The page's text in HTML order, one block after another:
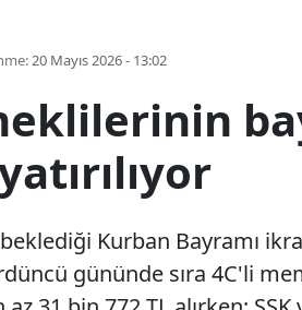
20 Mayıs 2026 - 13:02
Kurban Bayramı
gününde sıra 4C'li